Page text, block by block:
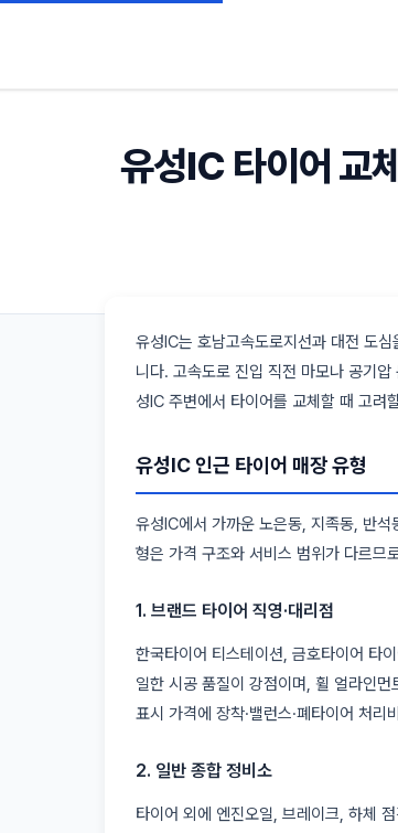
유성IC 타이어 교
유성IC는 호남고속도로지선과 대전 도
니다. 고속도로 진입 직전 마모나 공기
성IC 주변에서 타이어를 교체할 때 고려
유성IC 인근 타이어 매장 유형
유성IC에서 가까운 노은동, 지족동, 반
형은 가격 구조와 서비스 범위가 다르므
1. 브랜드 타이어 직영·대리점
한국타이어 티스테이션, 금호타이어 타
일한 시공 품질이 강점이며, 휠 얼라인
표시 가격에 장착·밸런스·폐타이어 처
2. 일반 종합 정비소
타이어 외에 엔진오일, 브레이크, 하체